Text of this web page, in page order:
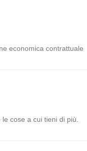
economica contrattuale
cose a cui tieni di più.